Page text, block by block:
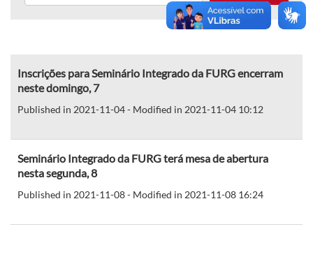
Inscrições para Seminário Integrado da FURG encerram
neste domingo, 7
Published in 2021-11-04 - Modified in 2021-11-04 10:12
Seminário Integrado da FURG terá mesa de abertura
nesta segunda, 8
Published in 2021-11-08 - Modified in 2021-11-08 16:24